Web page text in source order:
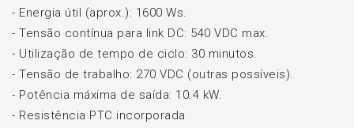
- Energia útil (aprox.): 1600 Ws.
- Tensão contínua para link DC: 540 VDC max.
- Utilização de tempo de ciclo: 30 minutos.
- Tensão de trabalho: 270 VDC (outras possíveis).
- Potência máxima de saída: 10.4 kW.
- Resistência PTC incorporada